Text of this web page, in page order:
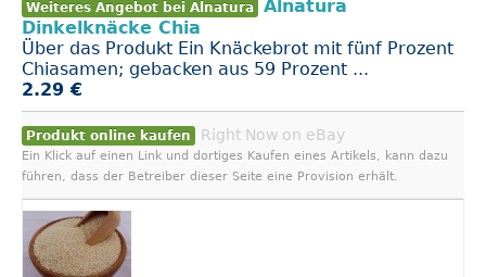
Weiteres Angebot bei Alnatura
Alnatura
Dinkelknäcke Chia
Über das Produkt Ein Knäckebrot mit fünf Prozent
Chiasamen; gebacken aus 59 Prozent ...
2.29 €
Produkt online kaufen Right Now on eBay
Ein Klick auf einen Link und dortiges Kaufen eines Artikels, kann dazu
führen, dass der Betreiber dieser Seite eine Provision erhält.